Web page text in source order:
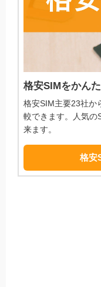
格安SIMをかん
格安SIM主要23社か
較できます。人気の
来ます。
格安